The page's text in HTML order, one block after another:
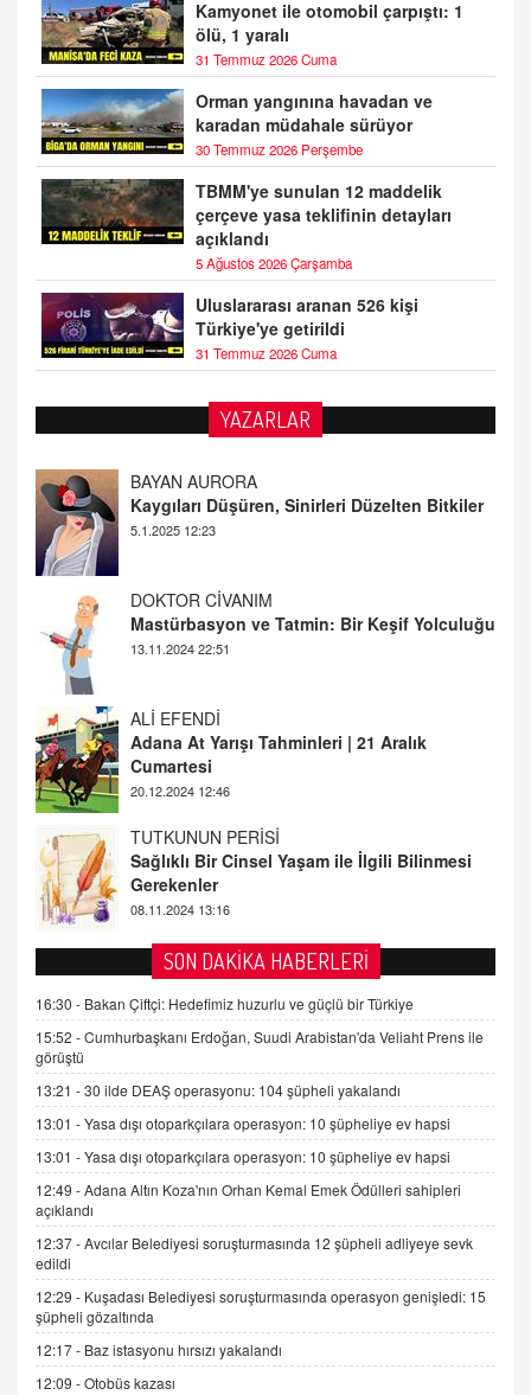
Kamyonet ile otomobil çarpıştı: 1
ölü, 1 yaralı
31 Temmuz 2026 Cuma
Orman yangınına havadan ve
karadan müdahale sürüyor
30 Temmuz 2026 Perşembe
TBMM'ye sunulan 12 maddelik
çerçeve yasa teklifinin detayları
açıklandı
5 Ağustos 2026 Çarşamba
Uluslararası aranan 526 kişi
Türkiye'ye getirildi
31 Temmuz 2026 Cuma
YAZARLAR
DOKTOR CİVANIM
Mastürbasyon ve Tatmin: Bir Keşif Yolculuğu
13.11.2024 22:51
ALİ EFENDİ
Adana At Yarışı Tahminleri | 21 Aralık
Cumartesi
TUTKUNUN PERİSİ
Sağlıklı Bir Cinsel Yaşam ile İlgili Bilinmesi
Gerekenler
08.11.2024 13:16
FARUK ÖNALAN
Tezkere Onaylanmasaydı…
2 Kasım 2021 Salı 00:11
AV. DOĞAN CAN DOĞAN
Kişisel verilerin korunması ve dijital hukukun
gelişimi
15.09.2025 16:17
SEHER EREK
Kış Ayları Geldi, Hangi Önlemler Alınmalı?
9.12.2025 10:11
İNCİ GÜL AKÖL
06.07.2026 13:00
ADEM AKÖL
Esed Destekçilerinin Yüzüne Vurulan Şamar:
Sednaya
11.12.2024 12:30
SON DAKİKA HABERLERİ
16:30 - Bakan Çiftçi: Hedefimiz huzurlu ve güçlü bir Türkiye
15:52 -Cumhurbaşkanı Erdoğan, Suudi Arabistan'da Veliaht Prens ile
görüştü
13:21 -30 ilde DEAŞ operasyonu: 104 şüpheli yakalandı
13:01 -Yasa dışı otoparkçılara operasyon: 10 şüpheliye ev hapsi
13:01 -Yasa dışı otoparkçılara operasyon: 10 şüpheliye ev hapsi
12:49 -Adana Altın Koza'nın Orhan Kemal Emek Ödülleri sahipleri
açıklandı
12:37 -Avcılar Belediyesi soruşturmasında 12 şüpheli adliyeye sevk
edildi
12:29 - Kuşadası Belediyesi soruşturmasında operasyon genişledi: 15
şüpheli gözaltında
12:17 - Baz istasyonu hırsızı yakalandı
12:09 -Otobüs kazası